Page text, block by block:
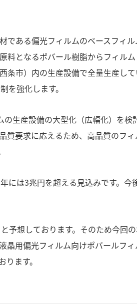
である偏光フィルムのベースフィ
料となるポバール樹脂からフィル
条市）内の生産設備で全量生産し
強化します。
生産設備の大型化（広幅化）を検
要求に応えるため、高品質のフ
には3兆円を超える見込みです。今
予想しております。そのため今回
晶用偏光フィルム向けポバールフ
ます。